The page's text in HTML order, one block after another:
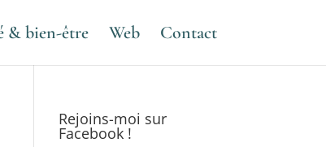
& bien-être Web Contact
Rejoins-moi sur
Facebook !